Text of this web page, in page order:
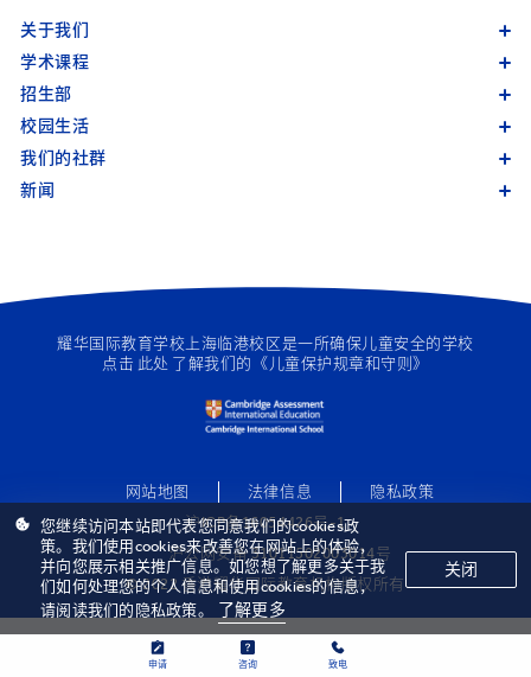
关于我们
学术课程
招生部
校园生活
我们的社群
新闻
耀华国际教育学校上海临港校区是一所确保儿童安全的学校
点击 此处 了解我们的《儿童保护规章和守则》
网站地图 法律信息
隐私政策
沪ICP备16054426号-1
沪公网安备 31011502003014号
© 2022 香港耀华国际教育机构版权所有
您继续访问本站即代表您同意我们的cookies政
策。我们使用cookies来改善您在网站上的体验，
并向您展示相关推广信息。如您想了解更多关于我
们如何处理您的个人信息和使用cookies的信息，
请阅读我们的隐私政策。
了解更多
关闭
申请 咨询 致电